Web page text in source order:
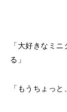
工場
「大好きなミ
る」
「もうちょっ